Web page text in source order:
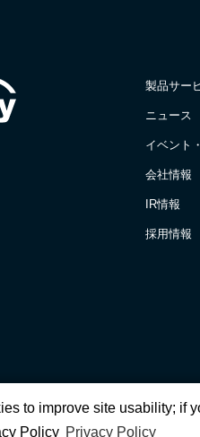
製品サー
ニュース
イベント
会社情報
IR情報
採用情報
to improve site usability; if
Policy Privacy Policy